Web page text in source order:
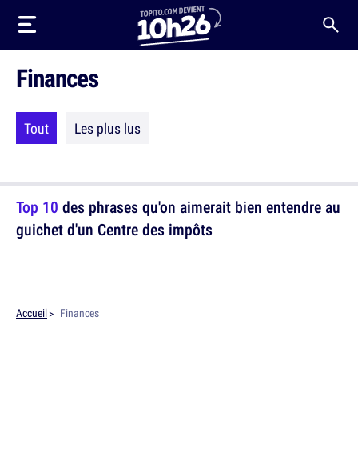
Finances
Tout Les plus lus
Top 10 des phrases qu'on aimerait bien entendre au
guichet d'un Centre des impôts
Accueil Finances